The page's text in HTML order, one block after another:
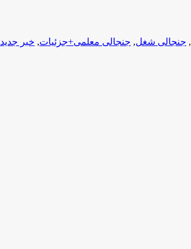
, جنجالی شغل, جنجالی معلمی+جزئیات, خبر جدید